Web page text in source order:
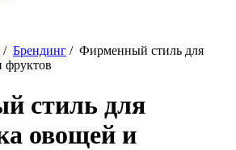
/ Брендинг / Фирменный стиль для
фруктов
стиль для
овощей и